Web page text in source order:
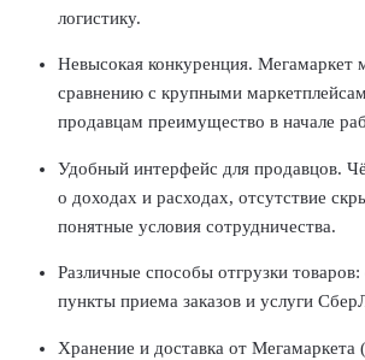
логистику.
Невысокая конкуренция. Мегамаркет
сравнению с крупными
продавцам преимущество в начале
Удобный интерфейс для продавцов.
о доходах и расходах, отсутствие
понятные условия сотрудничества.
Различные способы отгрузки
пункты приема заказов и услуги
Хранение и доставка от Мегамаркета